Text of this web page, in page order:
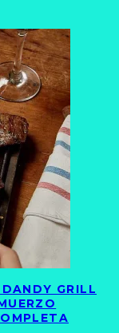
GRILL